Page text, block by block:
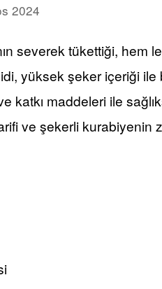
2024
severek tükettiği, hem
yüksek şeker içeriği ile
katkı maddeleri ile
ve şekerli kurabiyenin